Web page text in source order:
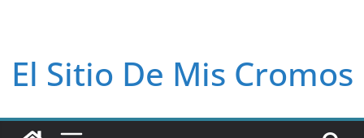
El Sitio De Mis Cromos